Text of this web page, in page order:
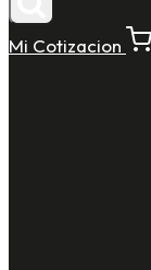
Mi Cotizacion